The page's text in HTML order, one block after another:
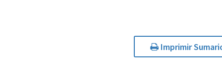
Imprimir